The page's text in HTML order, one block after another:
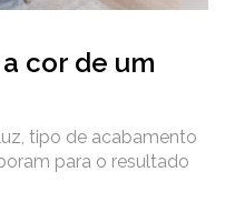
cor de um
tipo de acabamento
para o resultado